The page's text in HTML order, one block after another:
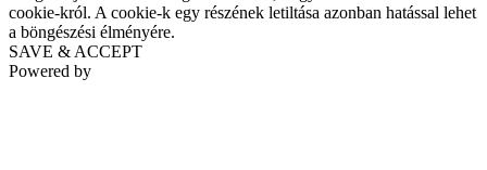
cookie-król. A cookie-k egy részének letiltása azonban hatással lehet
a böngészési élményére.
SAVE & ACCEPT
Powered by